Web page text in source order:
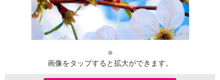
画像をタップすると拡大ができます。